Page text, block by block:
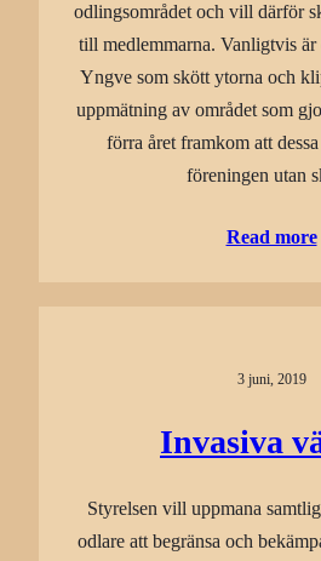
odlingsområdet och vill därför
till medlemmarna. Vanligtvis
Yngve som skött ytorna och
uppmätning av området som
förra året framkom att
föreningen utan
Read more
3 juni, 2019
Invasiva
Styrelsen vill uppmana
odlare att begränsa och